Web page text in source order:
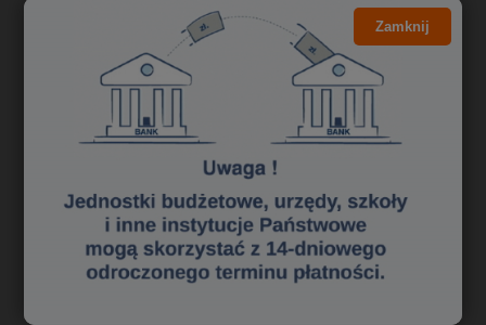
2,43 zł
do koszyka
Kod produktu:
ko 2000172
zapytaj o produkt
poleć znajomemu
Zamknij